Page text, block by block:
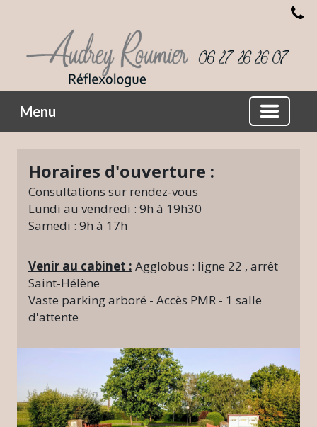
Menu
Horaires d'ouverture :
Consultations sur rendez-vous
Lundi au vendredi : 9h à 19h30
Samedi : 9h à 17h
Venir au cabinet : Agglobus : ligne 22 , arrêt
Saint-Hélène
Vaste parking arboré - Accès PMR - 1 salle
d'attente